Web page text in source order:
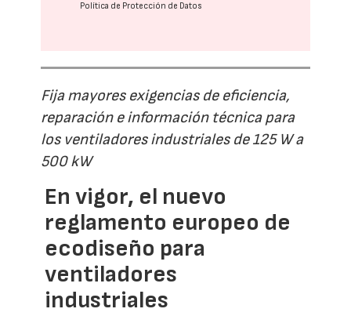
Política de Protección de Datos
Fija mayores exigencias de eficiencia,
reparación e información técnica para
los ventiladores industriales de 125 W a
500 kW
En vigor, el nuevo
reglamento europeo de
ecodiseño para
ventiladores
industriales